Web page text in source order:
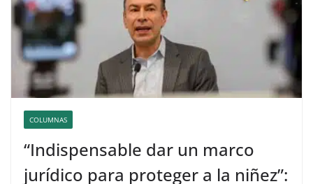
COLUMNAS
“Indispensable dar un marco
jurídico para proteger a la niñez”: